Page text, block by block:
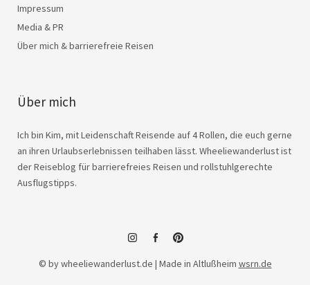
Impressum
Media & PR
Über mich & barrierefreie Reisen
Über mich
Ich bin Kim, mit Leidenschaft Reisende auf 4 Rollen, die euch gerne
an ihren Urlaubserlebnissen teilhaben lässt. Wheeliewanderlust ist
der Reiseblog für barrierefreies Reisen und rollstuhlgerechte
Ausflugstipps.
instagramfacebook
© by wheeliewanderlust.de | Made in Altlußheim wsrn.de